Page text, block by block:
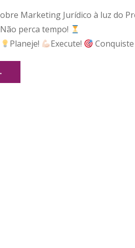
Marketing Jurídico à luz do
perca tempo!
Planeje! Execute! Conquiste